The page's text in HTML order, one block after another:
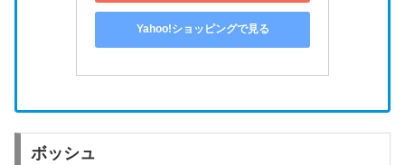
Yahoo!ショッピングで見る
ボッシュ